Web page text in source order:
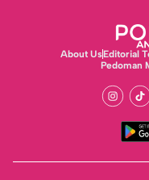
About UsEditorial
Pedoman